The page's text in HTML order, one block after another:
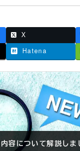
X
Hatena
容について解説しま